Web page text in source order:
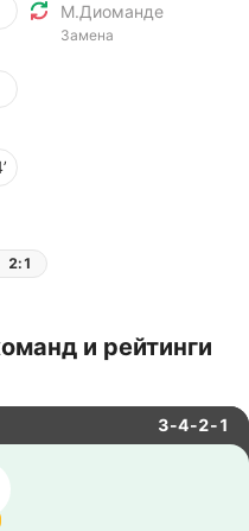
М.Диоманде
Замена
2:1
и рейтинги
3-4-2-1